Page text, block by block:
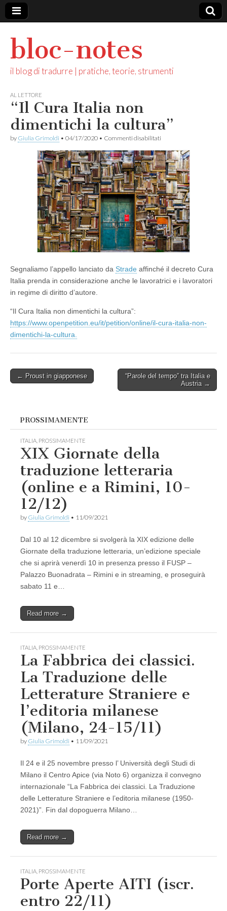
bloc-notes
il blog di tradurre | pratiche, teorie, strumenti
AL LETTORE
“Il Cura Italia non
dimentichi la cultura”
by Giulia Grimoldi • 04/17/2020 • Commenti disabilitati
Cura
Italia
non
dimentichi
la
cultura”
Segnaliamo l’appello lanciato da Strade affinché il decreto Cura
Italia prenda in considerazione anche le lavoratrici e i lavoratori
in regime di diritto d’autore.
“Il Cura Italia non dimentichi la cultura”:
https://www.openpetition.eu/it/petition/online/il-cura-italia-non-
dimentichi-la-cultura.
Post
← Proust in giapponese
“Parole del tempo” tra Italia e
Austria →
PROSSIMAMENTE
ITALIA PROSSIMAMENTE
XIX Giornate della
traduzione letteraria
(online e a Rimini, 10-
12/12)
by Giulia Grimoldi • 11/09/2021
Dal 10 al 12 dicembre si svolgerà la XIX edizione delle
Giornate della traduzione letteraria, un’edizione speciale
che si aprirà venerdì 10 in presenza presso il FUSP –
Palazzo Buonadrata – Rimini e in streaming, e proseguirà
sabato 11 e…
Read more →
ITALIA PROSSIMAMENTE
La Fabbrica dei classici.
La Traduzione delle
Letterature Straniere e
l’editoria milanese
(Milano, 24-15/11)
by Giulia Grimoldi • 11/09/2021
Il 24 e il 25 novembre presso l’ Università degli Studi di
Milano il Centro Apice (via Noto 6) organizza il convegno
internazionale “La Fabbrica dei classici. La Traduzione
delle Letterature Straniere e l’editoria milanese (1950-
2021)”. Fin dal dopoguerra Milano…
Read more →
ITALIA PROSSIMAMENTE
Porte Aperte AITI (iscr.
entro 22/11)